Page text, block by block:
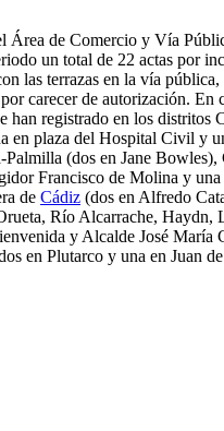
Área de Comercio y Vía
un total de 22 actas por
las terrazas en la vía
carecer de autorización. En
han registrado en los distritos
en plaza del Hospital Civil y
Palmilla (dos en Jane
Francisco de Molina y una
de Cádiz (dos en Alfredo
Río Alcarrache, Haydn,
y Alcalde José María
en Plutarco y una en Juan